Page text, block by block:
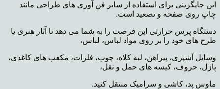
این جایگزینی برای استفاده از سایر فن آوری های طراحی مانند
چاپ روی صفحه و تصعید است.
دستگاه پرس حرارتی این فرصت را به شما می دهد تا آثار هنری یا
طرح های خود را بر روی مواد لباس، لباس،
وسایل آشپزی، پیراهن، لبه کلاه، چوب، فلزات، مکعب های کاغذی،
پازل، حروف، کیسه های حمل و نقل،
ماوس پد، کاشی و سرامیک منتقل کنید.